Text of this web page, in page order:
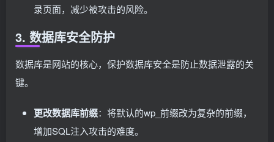
录页面，减少被攻击的风险。
3. 数据库安全防护
数据库是网站的核心，保护数据库安全是防止数据泄露的关
键。
更改数据库前缀：将默认的wp_前缀改为复杂的前缀，
增加SQL注入攻击的难度。